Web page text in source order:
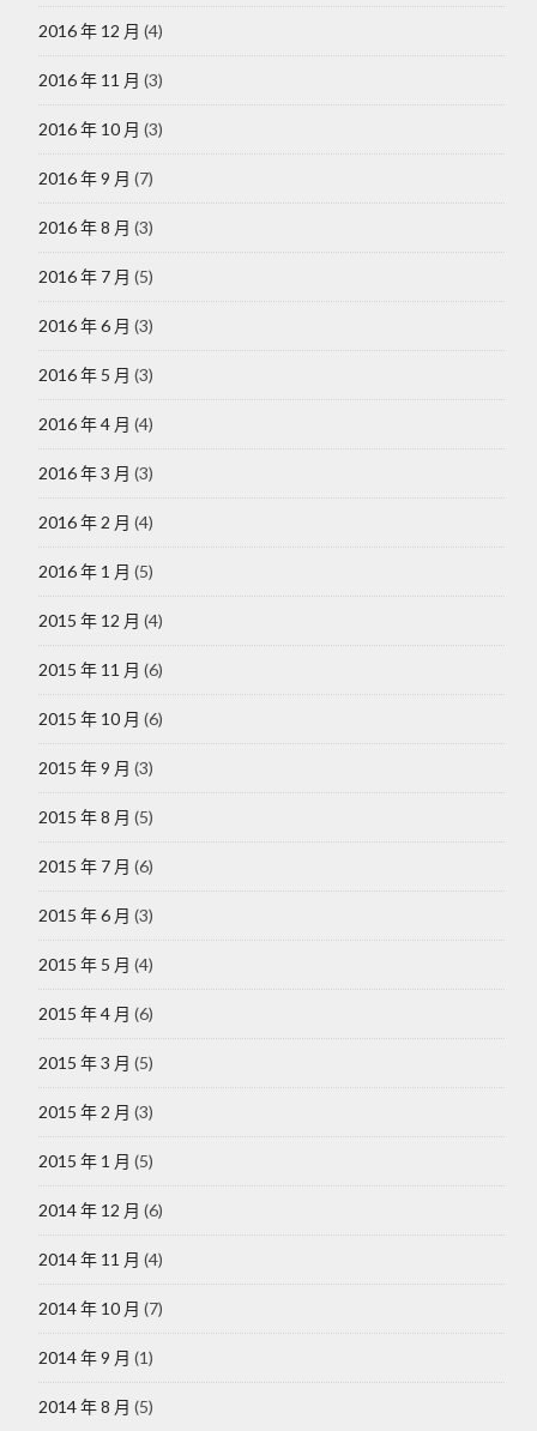
2016 年 12 月 (4)
2016 年 11 月 (3)
2016 年 10 月 (3)
2016 年 9 月 (7)
2016 年 8 月 (3)
2016 年 7 月 (5)
2016 年 6 月 (3)
2016 年 5 月 (3)
2016 年 4 月 (4)
2016 年 3 月 (3)
2016 年 2 月 (4)
2016 年 1 月 (5)
2015 年 12 月 (4)
2015 年 11 月 (6)
2015 年 10 月 (6)
2015 年 9 月 (3)
2015 年 8 月 (5)
2015 年 7 月 (6)
2015 年 6 月 (3)
2015 年 5 月 (4)
2015 年 4 月 (6)
2015 年 3 月 (5)
2015 年 2 月 (3)
2015 年 1 月 (5)
2014 年 12 月 (6)
2014 年 11 月 (4)
2014 年 10 月 (7)
2014 年 9 月 (1)
2014 年 8 月 (5)